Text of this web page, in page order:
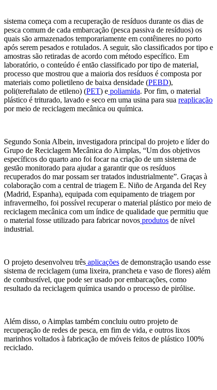
sistema começa com a recuperação de resíduos durante os dias de
pesca comum de cada embarcação (pesca passiva de resíduos) os
quais são armazenados temporariamente em contêineres no porto
após serem pesados e rotulados. A seguir, são classificados por tipo e
amostras são retiradas de acordo com método específico. Em
laboratório, o conteúdo é então classificado por tipo de material,
processo que mostrou que a maioria dos resíduos é composta por
materiais como polietileno de baixa densidade (PEBD),
poli(tereftalato de etileno) (PET) e poliamida. Por fim, o material
plástico é triturado, lavado e seco em uma usina para sua reaplicação
por meio de reciclagem mecânica ou química.
Segundo Sonia Albein, investigadora principal do projeto e líder do
Grupo de Reciclagem Mecânica do Aimplas, “Um dos objetivos
específicos do quarto ano foi focar na criação de um sistema de
gestão monitorado para ajudar a garantir que os resíduos
recuperados do mar possam ser tratados industrialmente”. Graças à
colaboração com a central de triagem E. Niño de Arganda del Rey
(Madrid, Espanha), equipada com equipamento de triagem por
infravermelho, foi possível recuperar o material plástico por meio de
reciclagem mecânica com um índice de qualidade que permitiu que
o material fosse utilizado para fabricar novos produtos de nível
industrial.
O projeto desenvolveu três aplicações de demonstração usando esse
sistema de reciclagem (uma lixeira, prancheta e vaso de flores) além
de combustível, que pode ser usado por embarcações, como
resultado da reciclagem química usando o processo de pirólise.
Além disso, o Aimplas também concluiu outro projeto de
recuperação de redes de pesca, em fim de vida, e outros lixos
marinhos voltados à fabricação de móveis feitos de plástico 100%
reciclado.